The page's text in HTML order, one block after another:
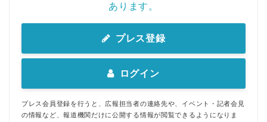
あります。
プレス登録
ログイン
プレス会員登録を行うと、広報担当者の連絡先や、イベント・記者会見
の情報など、報道機関だけに公開する情報が閲覧できるようになりま